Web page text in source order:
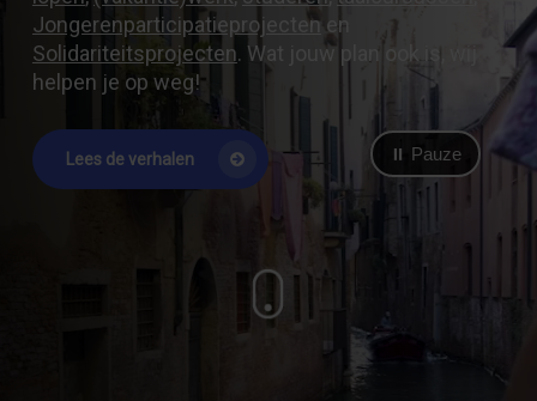
Jongerenparticipatieprojecten en
Solidariteitsprojecten. Wat jouw plan ook is, wij
helpen je op weg!
Lees de verhalen ⏸ Pauze